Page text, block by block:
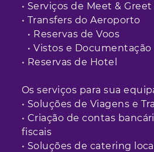
• Serviços de Meet & Greet
• Transfers do Aeroporto
• Reservas de Voos
• Vistos e Documentação
• Reservas de Hotel
Os serviços para sua
• Soluções de Viagens e
• Criação de contas
fiscais
• Soluções de catering